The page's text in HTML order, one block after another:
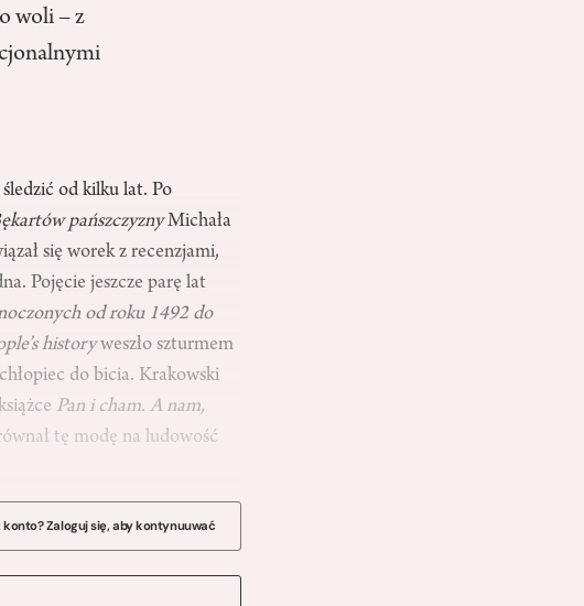
woli – z
od kilku lat. Po
pańszczyznyMichała
się worek z recenzjami,
Pojęcie jeszcze parę lat
od roku 1492 do
historyweszło szturmem
do bicia. Krakowski
Pan i cham. A nam,
tę modę na ludowość
konto? Zaloguj się, aby kontynuuwać